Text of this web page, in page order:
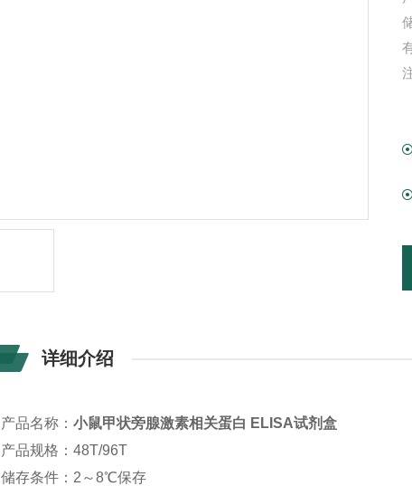
详细介绍
产品名称：小鼠甲状旁腺激素相关蛋白 ELISA试剂盒
产品规格：48T/96T
储存条件：2～8℃保存